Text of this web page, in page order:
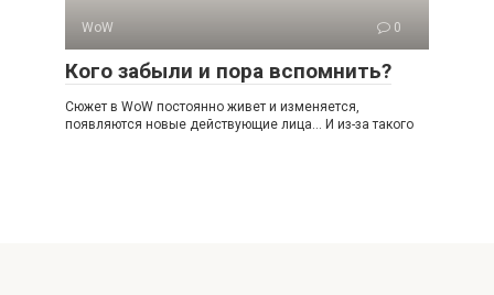
WoW 0
Кого забыли и пора вспомнить?
Сюжет в WoW постоянно живет и изменяется,
появляются новые действующие лица… И из-за такого